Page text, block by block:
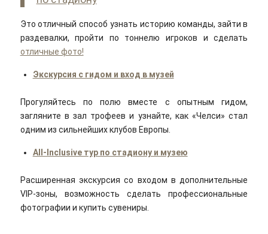
Это отличный способ узнать историю команды, зайти в
раздевалки, пройти по тоннелю игроков и сделать
отличные фото!
Экскурсия с гидом и вход в музей
Прогуляйтесь по полю вместе с опытным гидом,
загляните в зал трофеев и узнайте, как «Челси» стал
одним из сильнейших клубов Европы.
All-Inclusive тур по стадиону и музею
Расширенная экскурсия со входом в дополнительные
VIP-зоны, возможность сделать профессиональные
фотографии и купить сувениры.